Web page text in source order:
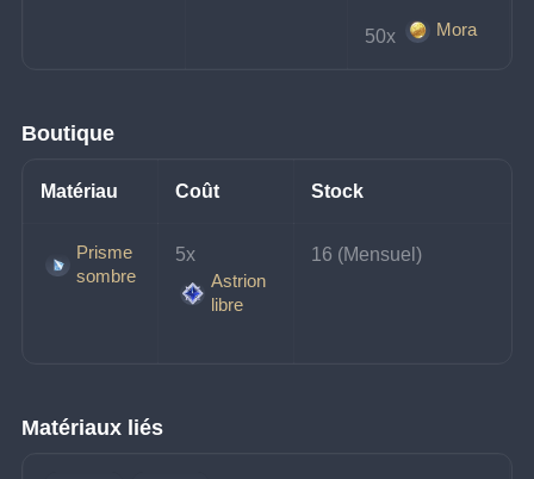
50x Mora
Boutique
Matériau Coût Stock
Prisme
sombre
5x
Astrion
libre
16 (Mensuel)
Matériaux liés